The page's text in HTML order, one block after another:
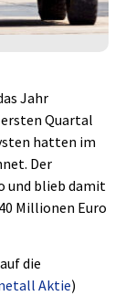
Jahr
Quartal
hatten im
Der
und blieb damit
Millionen Euro
die
Aktie)